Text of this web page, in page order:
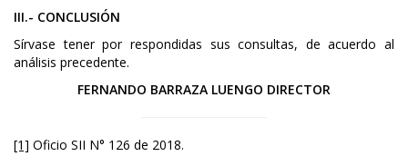
III.- CONCLUSIÓN
Sírvase tener por respondidas sus consultas, de acuerdo al
análisis precedente.
FERNANDO BARRAZA LUENGO DIRECTOR
[1] Oficio SII N° 126 de 2018.